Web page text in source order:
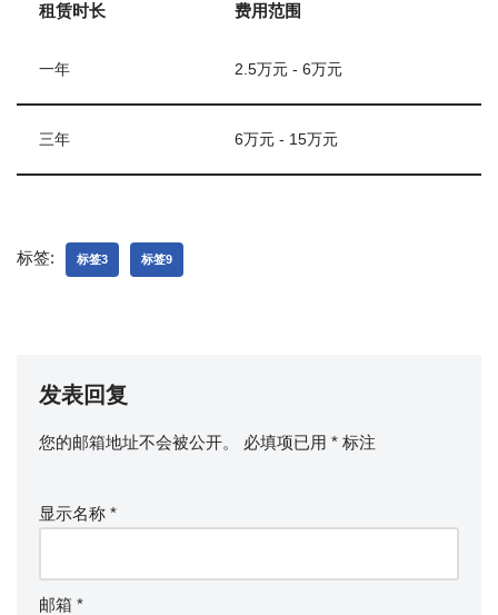
租赁时长 费用范围
一年 2.5万元 - 6万元
三年 6万元 - 15万元
标签: 标签3 标签9
发表回复
您的邮箱地址不会被公开。 必填项已用 * 标注
显示名称 *
邮箱 *